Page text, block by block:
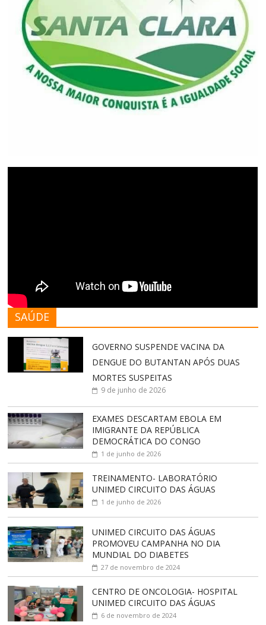
SAÚDE
GOVERNO SUSPENDE VACINA DA
DENGUE DO BUTANTAN APÓS DUAS
MORTES SUSPEITAS
9 de junho de 2026
EXAMES DESCARTAM EBOLA EM
IMIGRANTE DA REPÚBLICA
DEMOCRÁTICA DO CONGO
1 de junho de 2026
TREINAMENTO- LABORATÓRIO
UNIMED CIRCUITO DAS ÁGUAS
1 de junho de 2026
UNIMED CIRCUITO DAS ÁGUAS
PROMOVEU CAMPANHA NO DIA
MUNDIAL DO DIABETES
27 de novembro de 2024
CENTRO DE ONCOLOGIA- HOSPITAL
UNIMED CIRCUITO DAS ÁGUAS
6 de novembro de 2024